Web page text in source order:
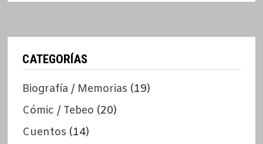
CATEGORÍAS
Biografía / Memorias (19)
Cómic / Tebeo (20)
Cuentos (14)